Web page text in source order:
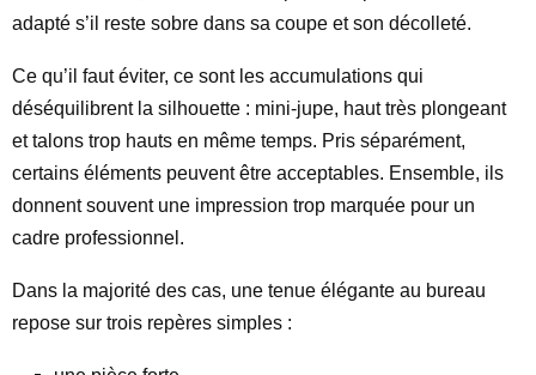
adapté s’il reste sobre dans sa coupe et son décolleté.
Ce qu’il faut éviter, ce sont les accumulations qui
déséquilibrent la silhouette : mini-jupe, haut très plongeant
et talons trop hauts en même temps. Pris séparément,
certains éléments peuvent être acceptables. Ensemble, ils
donnent souvent une impression trop marquée pour un
cadre professionnel.
Dans la majorité des cas, une tenue élégante au bureau
repose sur trois repères simples :